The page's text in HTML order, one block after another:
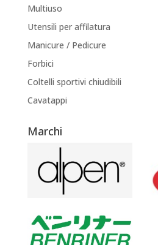
Multiuso
Utensili per affilatura
Manicure / Pedicure
Forbici
Coltelli sportivi chiudibili
Cavatappi
Marchi